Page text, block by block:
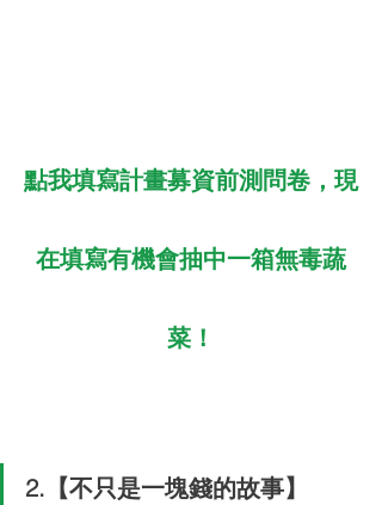
點我填寫計畫募資前測問卷，現
在填寫有機會抽中一箱無毒蔬
菜！
2.【不只是一塊錢的故事】